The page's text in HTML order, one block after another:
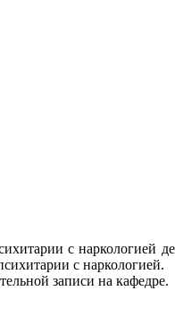
с наркологией
с наркологией.
записи на кафедре.